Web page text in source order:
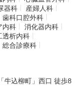
器科
産婦人科
歯科口腔外科
内科
消化器内科
透析内科
総合診療科
牛込柳町」西口 徒歩8